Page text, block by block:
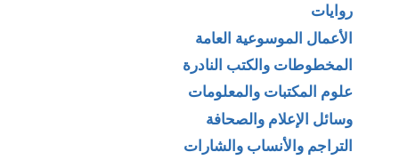
روايات
الأعمال الموسوعية العامة
المخطوطات والكتب النادرة
علوم المكتبات والمعلومات
وسائل الإعلام والصحافة
التراجم والأنساب والشارات